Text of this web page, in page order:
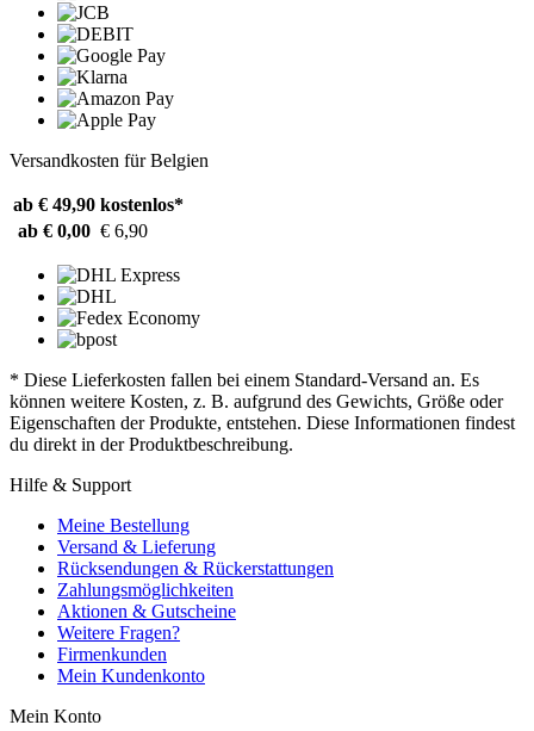
Versandkosten für Belgien
ab € 49,90 kostenlos*
ab € 0,00 € 6,90
* Diese Lieferkosten fallen bei einem Standard-Versand an. Es
können weitere Kosten, z. B. aufgrund des Gewichts, Größe oder
Eigenschaften der Produkte, entstehen. Diese Informationen findest
du direkt in der Produktbeschreibung.
Hilfe & Support
Meine Bestellung
Versand & Lieferung
Rücksendungen & Rückerstattungen
Zahlungsmöglichkeiten
Aktionen & Gutscheine
Weitere Fragen?
Firmenkunden
Mein Kundenkonto
Mein Konto